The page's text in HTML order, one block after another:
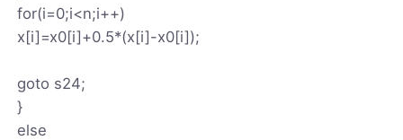
for(i=0;i<n;i++)
x[i]=x0[i]+0.5*(x[i]-x0[i]);
goto s24;
}
else